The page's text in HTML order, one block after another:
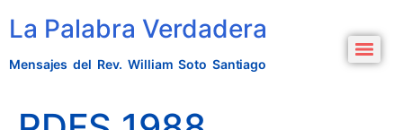
La Palabra Verdadera
Mensajes del Rev. William Soto Santiago